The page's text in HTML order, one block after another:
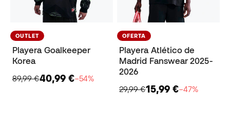
OUTLET
Playera Goalkeeper
Korea
89,99 €40,99 €−54%
OFERTA
Playera Atlético de
Madrid Fanswear 2025-
2026
29,99 €15,99 €−47%